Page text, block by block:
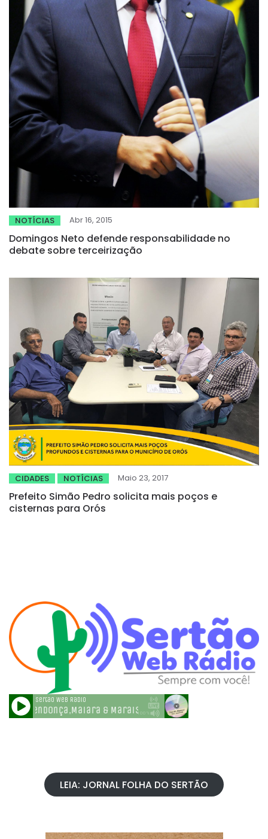
NOTÍCIAS Abr 16, 2015
Domingos Neto defende responsabilidade no
debate sobre terceirização
CIDADES NOTÍCIAS Maio 23, 2017
Prefeito Simão Pedro solicita mais poços e
cisternas para Orós
LEIA: JORNAL FOLHA DO SERTÃO